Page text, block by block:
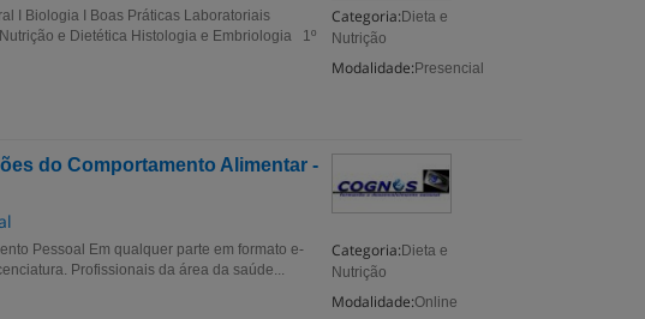
Categoria: Dieta e
Nutrição
Modalidade: Presencial
I Biologia I Boas Práticas Laboratoriais
e Dietética Histologia e Embriologia 1º
do Comportamento Alimentar -
Categoria: Dieta e
Nutrição
Modalidade:Online
Pessoal Em qualquer parte em formato e-
Profissionais da área da saúde...